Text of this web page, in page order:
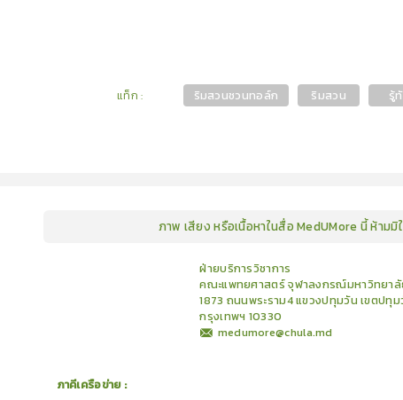
แท็ก : ริมสวนชวนทอล์ก ริมสวน รู้
ภาพ เสียง หรือเนื้อหาในสื่อ MedUMore นี้ ห้า
ฝ่ายบริการวิชาการ
คณะแพทยศาสตร์ จุฬาลงกรณ์มหาวิทยา
1873 ถนนพระราม4 แขวงปทุมวัน เขตปทุม
กรุงเทพฯ 10330
medumore@chula.md
อินโฟกราฟิกแพ็คเก็จเกี่ยวกับเรา
ภาคีเครือข่าย :